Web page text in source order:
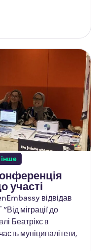
інше
участі
відвідав
міграції до
Беатрікс в
муніципалітети,